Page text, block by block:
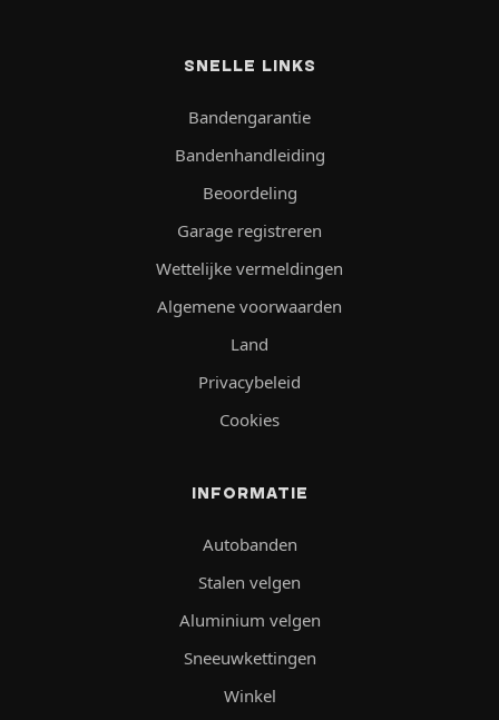
SNELLE LINKS
Bandengarantie
Bandenhandleiding
Beoordeling
Garage registreren
Wettelijke vermeldingen
Algemene voorwaarden
Land
Privacybeleid
Cookies
INFORMATIE
Autobanden
Stalen velgen
Aluminium velgen
Sneeuwkettingen
Winkel